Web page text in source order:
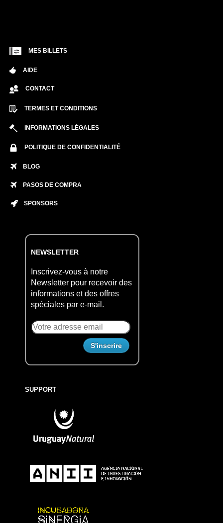
MES BILLETS
AIDE
CONTACT
TERMES ET CONDITIONS
INFORMATIONS LÉGALES
POLITIQUE DE CONFIDENTIALITÉ
BLOG
PASOS DE COMPRA
SPONSORS
NEWSLETTER
Inscrivez-vous à notre
Newsletter pour recevoir des
informations et des offres
spéciales par e-mail.
SUPPORT